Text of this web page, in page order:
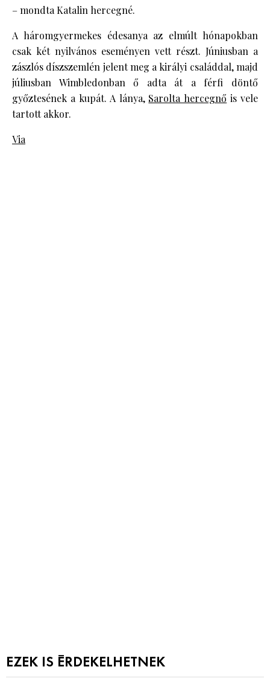
– mondta Katalin hercegné.
A háromgyermekes édesanya az elmúlt hónapokban
csak két nyilvános eseményen vett részt. Júniusban a
zászlós díszszemlén jelent meg a királyi családdal, majd
júliusban Wimbledonban ő adta át a férfi döntő
győztesének a kupát. A lánya, Sarolta hercegnő is vele
tartott akkor.
Via
EZEK IS ÉRDEKELHETNEK